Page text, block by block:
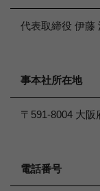
代表取締役 伊藤
事本社所在地
〒591-8004 大
電話番号